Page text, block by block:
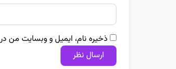
ذخیره نام، ایمیل و وبسایت من